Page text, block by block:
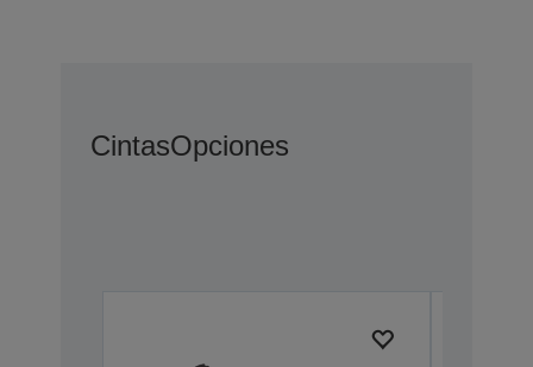
CintasOpciones